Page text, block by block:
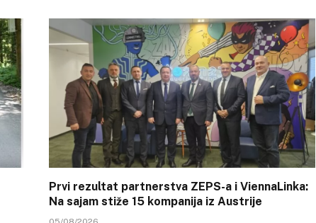
Prvi rezultat partnerstva ZEPS-a i ViennaLinka:
Na sajam stiže 15 kompanija iz Austrije